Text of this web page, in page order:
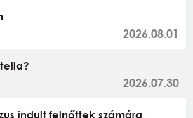
2026.08.01
2026.07.30
indult felnőttek számára